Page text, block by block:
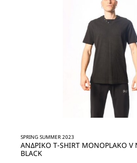
SPRING SUMMER 2023
ΑΝΔΡΙΚΟ T-SHIRT MONOPLAKO V
BLACK